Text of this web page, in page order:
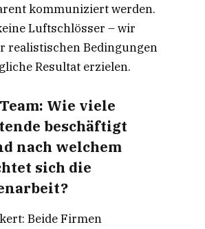
kommuniziert werden.
Luftschlösser – wir
realistischen Bedingungen
Resultat erzielen.
Wie viele
beschäftigt
nach welchem
sich die
Beide Firmen